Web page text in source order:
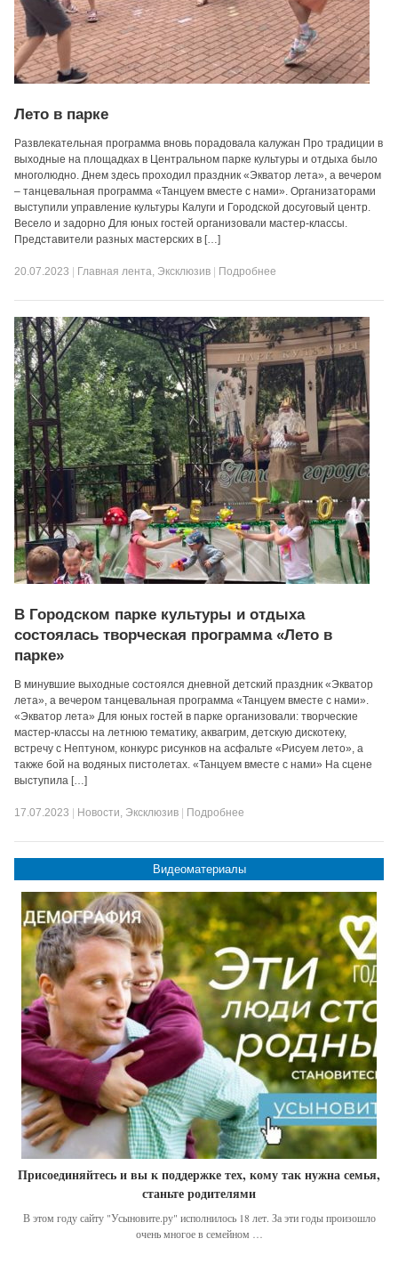
Лето в парке
Развлекательная программа вновь порадовала калужан Про традиции в
выходные на площадках в Центральном парке культуры и отдыха было
многолюдно. Днем здесь проходил праздник «Экватор лета», а вечером
– танцевальная программа «Танцуем вместе с нами». Организаторами
выступили управление культуры Калуги и Городской досуговый центр.
Весело и задорно Для юных гостей организовали мастер-классы.
Представители разных мастерских в […]
20.07.2023 Главная лента, Эксклюзив Подробнее
В Городском парке культуры и отдыха
состоялась творческая программа «Лето в
парке»
В минувшие выходные состоялся дневной детский праздник «Экватор
лета», а вечером танцевальная программа «Танцуем вместе с нами».
«Экватор лета» Для юных гостей в парке организовали: творческие
мастер-классы на летнюю тематику, аквагрим, детскую дискотеку,
встречу с Нептуном, конкурс рисунков на асфальте «Рисуем лето», а
также бой на водяных пистолетах. «Танцуем вместе с нами» На сцене
выступила […]
17.07.2023 Новости, Эксклюзив Подробнее
Видеоматериалы
Присоединяйтесь и вы к поддержке тех, кому так нужна семья,
станьте родителями
В этом году сайту "Усыновите.ру" исполнилось 18 лет. За эти годы произошло
очень многое в семейном …